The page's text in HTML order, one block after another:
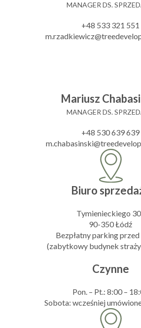
MANAGER DS.
+48 533 321 551
Mariusz
MANAGER DS.
+48 530 639 639
Biuro
Tymienieckiego
90-350 Łódź
Bezpłatny parking
(zabytkowy budynek
Czynne
Pon. – Pt.: 8:00 –
Sobota: wcześniej